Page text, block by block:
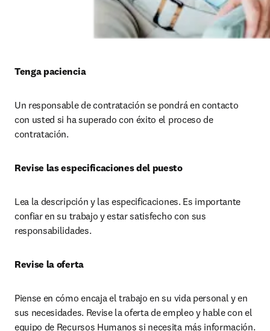
Tenga paciencia
Un responsable de contratación se pondrá en contacto
con usted si ha superado con éxito el proceso de
contratación.
Revise las especificaciones del puesto
Lea la descripción y las especificaciones. Es importante
confiar en su trabajo y estar satisfecho con sus
responsabilidades.
Revise la oferta
Piense en cómo encaja el trabajo en su vida personal y en
sus necesidades. Revise la oferta de empleo y hable con el
equipo de Recursos Humanos si necesita más información.